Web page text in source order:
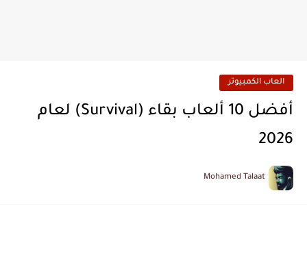
العاب الكمبيوتر
أفضل 10 ألعاب بقاء (Survival) لعام
2026
Mohamed Talaat